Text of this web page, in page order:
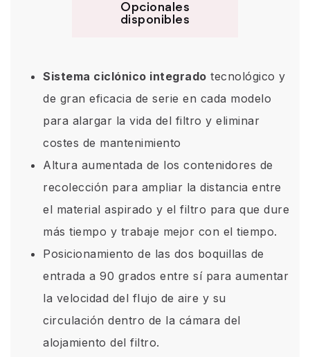
Opcionales
disponibles
Sistema ciclónico integrado tecnológico y
de gran eficacia de serie en cada modelo
para alargar la vida del filtro y eliminar
costes de mantenimiento
Altura aumentada de los contenidores de
recolección para ampliar la distancia entre
el material aspirado y el filtro para que dure
más tiempo y trabaje mejor con el tiempo.
Posicionamiento de las dos boquillas de
entrada a 90 grados entre sí para aumentar
la velocidad del flujo de aire y su
circulación dentro de la cámara del
alojamiento del filtro.